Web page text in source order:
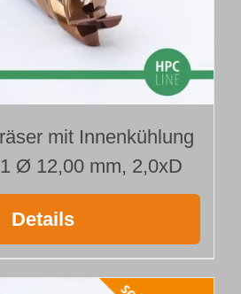
mit Innenkühlung
Ø 12,00 mm, 2,0xD
Details